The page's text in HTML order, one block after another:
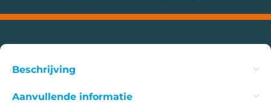
Beschrijving
Aanvullende informatie